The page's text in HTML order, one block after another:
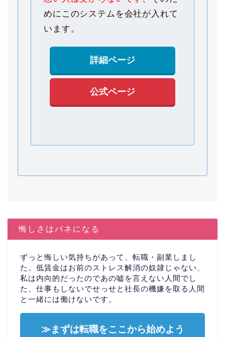
めにこのシステムを会社が入れて
います。
詳細ページ
公式ページ
悔しさはバネになる
ずっと悔しい気持ちがあって、転職・副業しまし
た。低賃金はお前のストレス解消の奴隷じゃない、
私は内向的だったのであの嘘を言えない人間でし
た、仕事もしないでせっせと社長の機嫌を取る人間
と一緒には働けないです。
≫まずは転職をここから始めよう